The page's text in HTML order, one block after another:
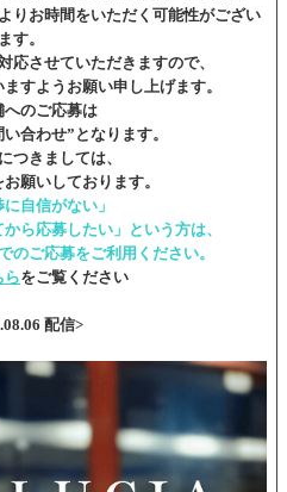
りお時間をいただく可能性がござい
ます。
応させていただきますので、
すようお願い申し上げます。
へのご応募は
合わせ”となります。
つきましては、
願いしております。
自信がない」
ら応募したい」という方は、
のご応募をご利用ください。
らをご覧ください
配信>